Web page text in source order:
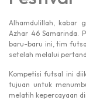
Alhamdulillah, kabar
Azhar 46 Samarinda.
baru-baru ini, tim
setelah melalui
Kompetisi futsal ini
tujuan untuk
melatih kepercayaan